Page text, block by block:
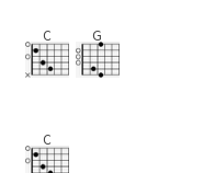
C G
C